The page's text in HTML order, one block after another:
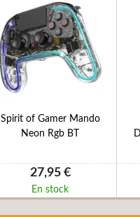
Spirit of Gamer Mando
Neon Rgb BT
27,95 €
En stock